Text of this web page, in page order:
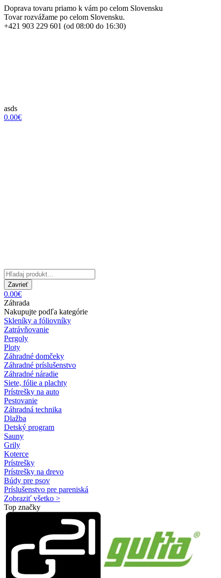
Doprava tovaru priamo k vám po celom Slovensku
Tovar rozvážame po celom Slovensku.
+421 903 229 601 (od 08:00 do 16:30)
asds
0.00€
Zavrieť
0.00€
Záhrada
Nakupujte podľa kategórie
Skleníky a fóliovníky
Zatrávňovanie
Pergoly
Ploty
Záhradné domčeky
Záhradné príslušenstvo
Záhradné náradie
Siete, fólie a plachty
Prístrešky na auto
Pestovanie
Záhradná technika
Dlažba
Detský program
Sauny
Grily
Koterce
Prístrešky
Prístrešky na drevo
Búdy pre psov
Príslušenstvo pre pareniská
Zobraziť všetko >
Top značky